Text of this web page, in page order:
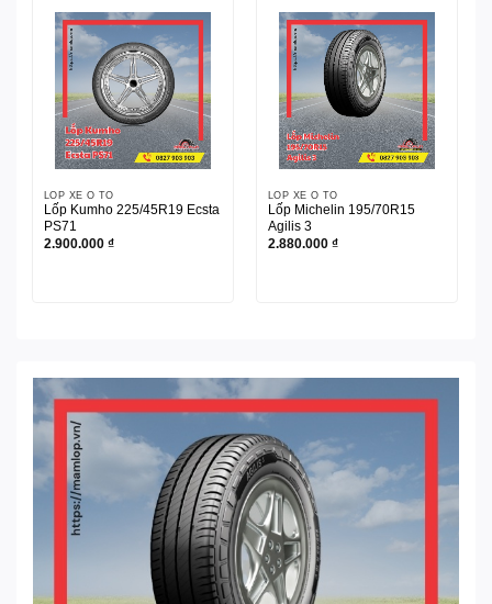
LỐP XE Ô TÔ
Lốp Kumho 225/45R19 Ecsta
PS71
2.900.000 ₫
LỐP XE Ô TÔ
Lốp Michelin 195/70R15
Agilis 3
2.880.000 ₫